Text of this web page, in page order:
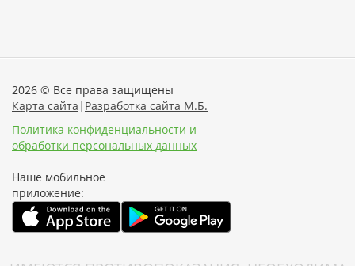
2026 © Все права защищены
Карта сайта | Разработка сайта М.Б.
Политика конфиденциальности и
обработки персональных данных
Наше мобильное
приложение: